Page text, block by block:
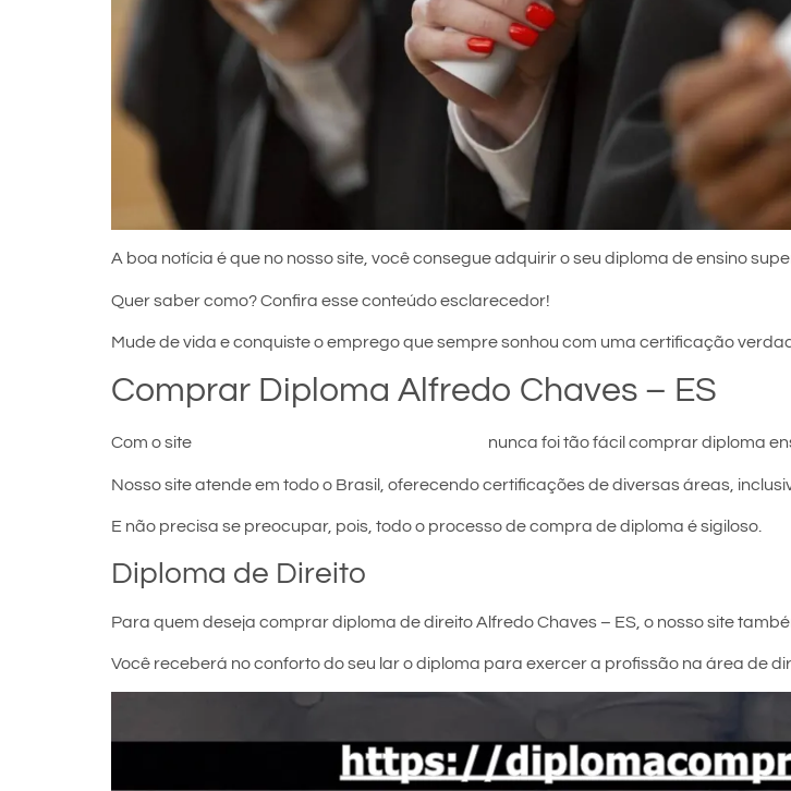
A boa notícia é que no nosso site, você consegue adquirir o seu diploma de ensino
Quer saber como? Confira esse conteúdo esclarecedor!
Mude de vida e conquiste o emprego que sempre sonhou com uma certificação
Comprar Diploma Alfredo Chaves – ES
Com o site nunca foi tão fácil comprar diploma
Nosso site atende em todo o Brasil, oferecendo certificações de diversas áreas,
E não precisa se preocupar, pois, todo o processo de compra de diploma é sigiloso.
Diploma de Direito
Para quem deseja comprar diploma de direito Alfredo Chaves – ES, o nosso site
Você receberá no conforto do seu lar o diploma para exercer a profissão na área de